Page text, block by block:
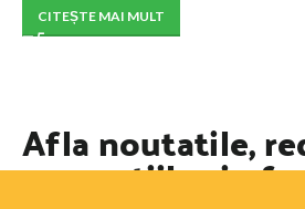
CITEȘTE MAI MULT
Afla noutatile,
promotiile si